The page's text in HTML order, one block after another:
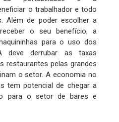
o trabalhador e todo
Além de poder escolher a
o seu benefício, a
para o uso dos
derrubar as taxas
restaurantes pelas grandes
o setor. A economia no
tem potencial de chegar a
para o setor de bares e